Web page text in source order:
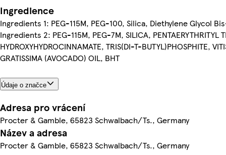
Ingredience
Ingredients 1: PEG-115M, PEG-100, Silica, Diethylene Glycol
Ingredients 2: PEG-115M, PEG-7M, SILICA, PENTAERYTHRITYL
HYDROXYHYDROCINNAMATE, TRIS(DI-T-BUTYL)PHOSPHITE,
GRATISSIMA (AVOCADO) OIL, BHT
Údaje o značce
Adresa pro vrácení
Procter & Gamble, 65823 Schwalbach/Ts., Germany
Název a adresa
Procter & Gamble, 65823 Schwalbach/Ts., Germany